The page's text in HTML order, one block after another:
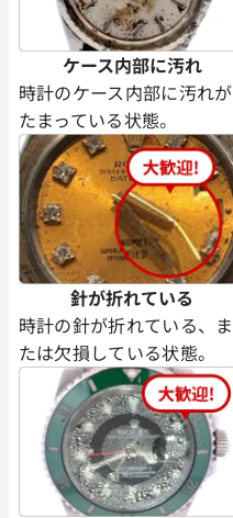
ケース内部に汚れ
時計のケース内部に汚れが
たまっている状態。
針が折れている
時計の針が折れている、ま
たは欠損している状態。